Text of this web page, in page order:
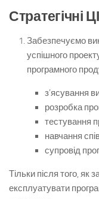
Стратегічні
Забезпечуємо
успішного
програмного
з’ясування
розробка
тестування
навчання
супровід
Тільки після того, як
експлуатувати